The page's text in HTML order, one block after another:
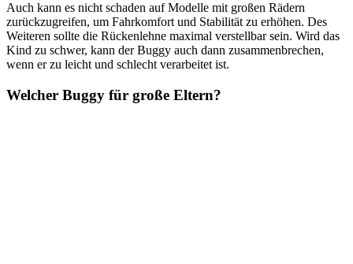
Auch kann es nicht schaden auf Modelle mit großen Rädern
zurückzugreifen, um Fahrkomfort und Stabilität zu erhöhen. Des
Weiteren sollte die Rückenlehne maximal verstellbar sein. Wird das
Kind zu schwer, kann der Buggy auch dann zusammenbrechen,
wenn er zu leicht und schlecht verarbeitet ist.
Welcher Buggy für große Eltern?